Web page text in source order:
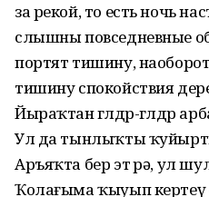
за рекой, то есть ночь
слышны повседневные
портят тишину,
тишину спокойствия
Йыраҡтан гөлдөр-гөлдөр
Ул да тынлыҡты
Аръяҡта бер эт өрә, ул
Ҡолағыма ҡыуып кертеү